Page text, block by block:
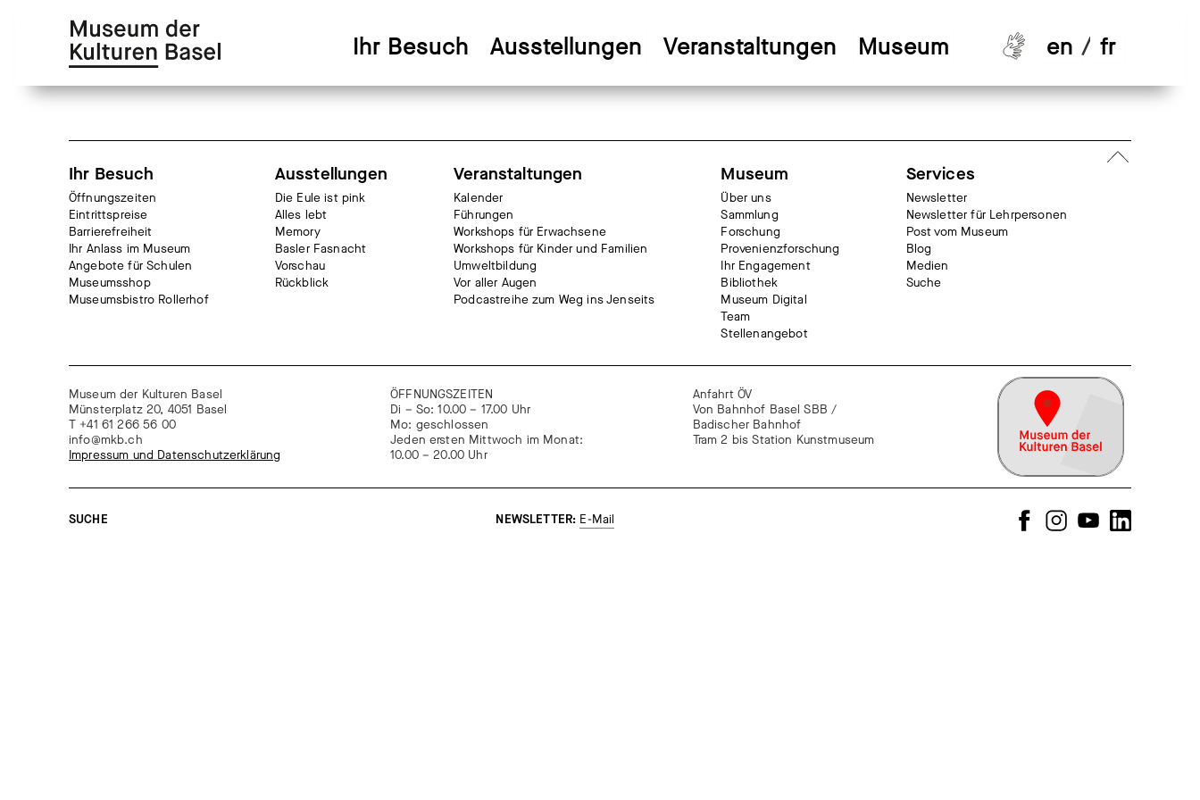
Hauptnavigation
springen
Hauptinhalt
springen
Ihr Besuch Ausstellungen Veranstaltungen Museum en / fr
Ihr Besuch
Öffnungszeiten
Eintrittspreise
Barrierefreiheit
Ihr Anlass im Museum
Angebote für Schulen
Museumsshop
Museumsbistro Rollerhof
Ausstellungen
Die Eule ist pink
Alles lebt
Memory
Basler Fasnacht
Vorschau
Rückblick
Veranstaltungen
Kalender
Führungen
Workshops für Erwachsene
Workshops für Kinder und Familien
Umweltbildung
Vor aller Augen
Podcastreihe zum Weg ins Jenseits
Museum
Über uns
Sammlung
Forschung
Provenienzforschung
Ihr Engagement
Bibliothek
Museum Digital
Team
Stellenangebot
Services
Newsletter
Newsletter für Lehrpersonen
Post vom Museum
Blog
Medien
Suche
Museum der Kulturen Basel
Münsterplatz 20, 4051 Basel
T +41 61 266 56 00
info@mkb.ch
Impressum und Datenschutzerklärung
ÖFFNUNGSZEITEN
Di – So: 10.00 – 17.00 Uhr
Mo: geschlossen
Jeden ersten Mittwoch im Monat:
10.00 – 20.00 Uhr
Anfahrt ÖV
Von Bahnhof Basel SBB /
Badischer Bahnhof
Tram 2 bis Station Kunstmuseum
SUCHE NEWSLETTER: E-Mail